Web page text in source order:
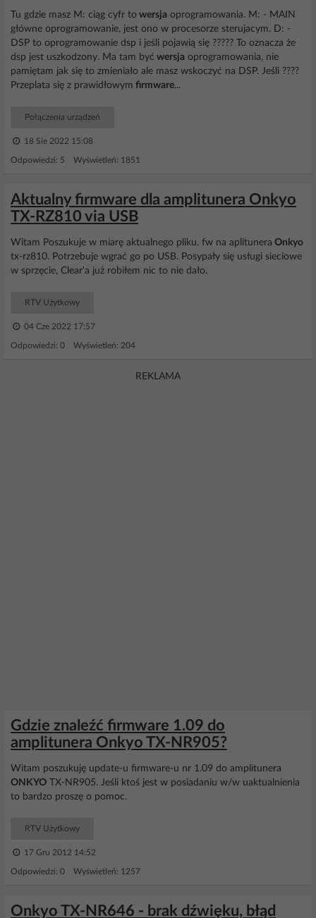
Tu gdzie masz M: ciąg cyfr to wersja oprogramowania. M: - MAIN
główne oprogramowanie, jest ono w procesorze sterujacym. D: -
DSP to oprogramowanie dsp i jeśli pojawią się ????? To oznacza że
dsp jest uszkodzony. Ma tam być wersja oprogramowania, nie
pamiętam jak się to zmieniało ale masz wskoczyć na DSP. Jeśli ????
Przeplata się z prawidłowym firmware...
Połączenia urządzeń
18 Sie 2022 15:08
Odpowiedzi: 5 Wyświetleń: 1851
Aktualny firmware dla amplitunera Onkyo
TX-RZ810 via USB
Witam Poszukuje w miarę aktualnego pliku. fw na aplitunera Onkyo
tx-rz810. Potrzebuje wgrać go po USB. Posypały się usługi sieciowe
w sprzęcie, Clear'a już robiłem nic to nie dało.
RTV Użytkowy
04 Cze 2022 17:57
Odpowiedzi: 0 Wyświetleń: 204
REKLAMA
Gdzie znaleźć firmware 1.09 do
amplitunera Onkyo TX-NR905?
Witam poszukuję update-u firmware-u nr 1.09 do amplitunera
ONKYO TX-NR905. Jeśli ktoś jest w posiadaniu w/w uaktualnienia
to bardzo proszę o pomoc.
RTV Użytkowy
17 Gru 2012 14:52
Odpowiedzi: 0 Wyświetleń: 1257
Onkyo TX-NR646 - brak dźwięku, błąd